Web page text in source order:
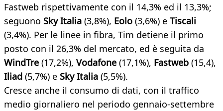
Fastweb rispettivamente con il 14,3% ed il 13,3%;
seguono Sky Italia (3,8%), Eolo (3,6%) e Tiscali
(3,4%). Per le linee in fibra, Tim detiene il primo
posto con il 26,3% del mercato, ed è seguita da
WindTre (17,2%), Vodafone (17,1%), Fastweb (15,4),
Iliad (5,7%) e Sky Italia (5,5%).
Cresce anche il consumo di dati, con il traffico
medio giornaliero nel periodo gennaio-settembre